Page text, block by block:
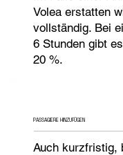
Volea erstatten
vollständig. Bei
6 Stunden gibt
20 %.
PASSAGIERE HINZUFÜGEN
Auch kurzfristig,